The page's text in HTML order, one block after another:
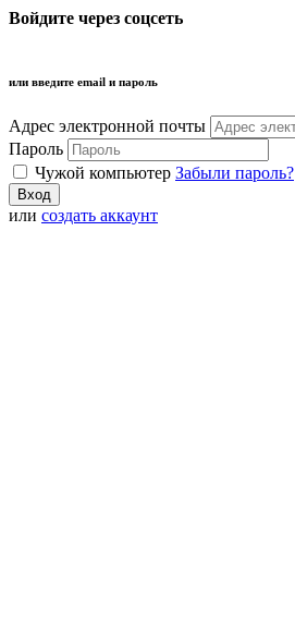
Войдите через соцсеть
или введите email и пароль
Адрес электронной почты
Пароль
Чужой компьютер Забыли пароль?
или создать аккаунт